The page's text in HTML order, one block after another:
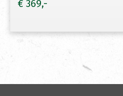
€ 369